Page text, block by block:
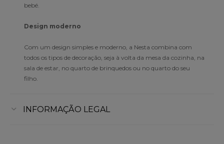
bebé.
Design moderno
Com um design simples e moderno, a Nesta combina com
todos os tipos de decoração, seja à volta da mesa da cozinha, na
sala de estar, no quarto de brinquedos ou no quarto do seu
filho.
INFORMAÇÃO LEGAL